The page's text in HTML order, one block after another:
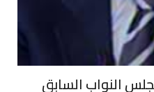
النواب السابق